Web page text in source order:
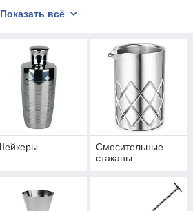
и холод в каждом
Забудьте про «на глаз».
для идеального вкуса.
Стильные стрейнеры, щипцы и
подачу в ритуал.
Инструменты, которые
каждой веточки мяты и
из надежной нержавеющей стали
Показать всё
Смесительные
стаканы